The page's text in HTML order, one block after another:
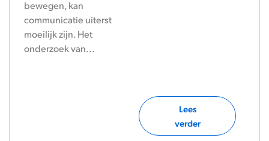
bewegen, kan
communicatie uiterst
moeilijk zijn. Het
onderzoek van...
Lees
verder